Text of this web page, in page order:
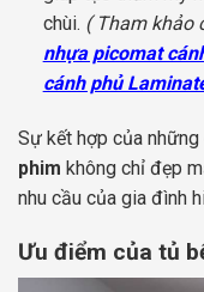
chùi. ( Tham khảo
nhựa picomat
cánh phủ
Sự kết hợp của
phim không chỉ đẹp
nhu cầu của gia đình
Ưu điểm của tủ